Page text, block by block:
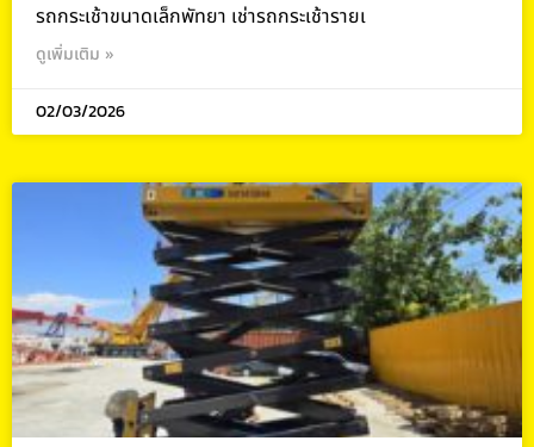
รถกระเช้าขนาดเล็กพัทยา เช่ารถกระเช้ารายเ
ดูเพิ่มเติม »
02/03/2026